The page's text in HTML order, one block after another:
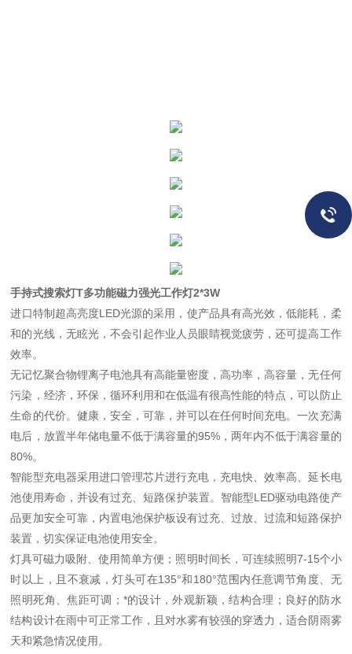
手持式搜索灯T多功能磁力强光工作灯2*3W
进口特制超高亮度LED光源的采用，使产品具有高光效，低能耗，柔
和的光线，无眩光，不会引起作业人员眼睛视觉疲劳，还可提高工作
效率。
无记忆聚合物锂离子电池具有高能量密度，高功率，高容量，无任何
污染，经济，环保，循环利用和在低温有很高性能的特点，可以防止
生命的代价。健康，安全，可靠，并可以在任何时间充电。一次充满
电后，放置半年储电量不低于满容量的95%，两年内不低于满容量的
80%。
智能型充电器采用进口管理芯片进行充电，充电快、效率高、延长电
池使用寿命，并设有过充、短路保护装置。智能型LED驱动电路使产
品更加安全可靠，内置电池保护板设有过充、过放、过流和短路保护
装置，切实保证电池使用安全。
灯具可磁力吸附、使用简单方便；照明时间长，可连续照明7-15个小
时以上，且不衰减，灯头可在135°和180°范围内任意调节角度、无
照明死角、焦距可调；*的设计，外观新颖，结构合理；良好的防水
结构设计在雨中可正常工作，且对水雾有较强的穿透力，适合阴雨雾
天和紧急情况使用。